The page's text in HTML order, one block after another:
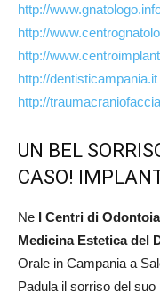
http://
http://
http://
http://dentisticampania.it
http://
UN BEL
CASO!
Ne I Centri di
Medicina Estetica del
Orale in Campania a
Padula il sorriso del suo